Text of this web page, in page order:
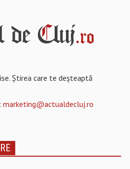
Știrea care te deșteaptă
marketing@actualdecluj.ro